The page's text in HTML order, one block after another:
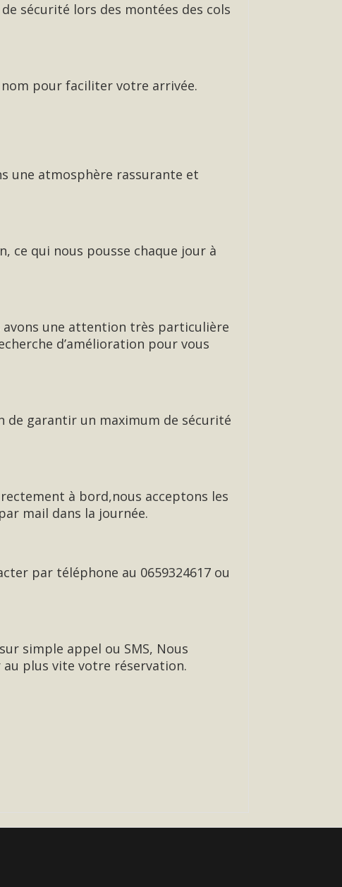
sécurité lors des montées des cols
nom pour faciliter votre arrivée.
une atmosphère rassurante et
ce qui nous pousse chaque jour à
une attention très particulière
d’amélioration pour vous
de garantir un maximum de sécurité
à bord,nous acceptons les
mail dans la journée.
par téléphone au 0659324617 ou
simple appel ou SMS, Nous
plus vite votre réservation.